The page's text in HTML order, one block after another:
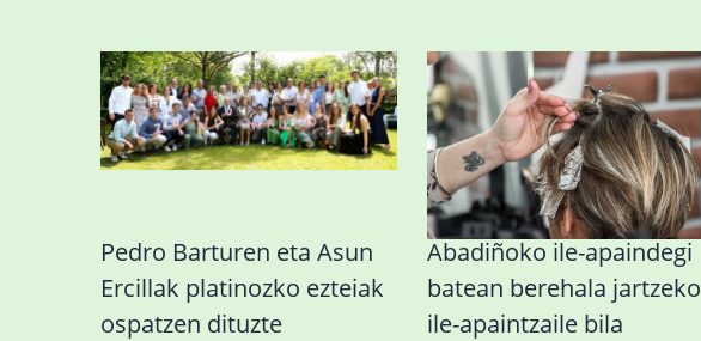
Pedro Barturen eta Asun
Ercillak platinozko ezteiak
ospatzen dituzte
Abadiñoko ile-apaindegi
batean berehala jartzeko
ile-apaintzaile bila